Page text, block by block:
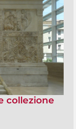
collezione